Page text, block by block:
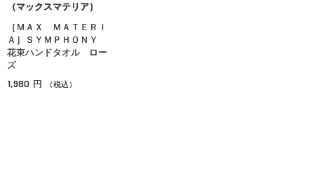
（マックスマテリア）
［ＭＡＸ ＭＡＴＥＲＩ
Ａ］ＳＹＭＰＨＯＮＹ
花束ハンドタオル ロー
ズ
1,980 円 （税込）